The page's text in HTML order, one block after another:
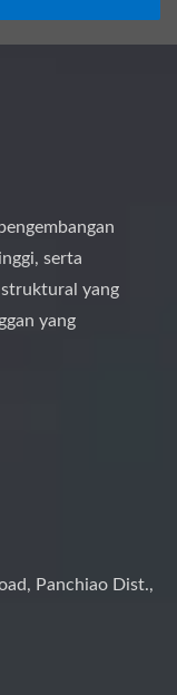
serta
yang
yang
Panchiao Dist.,